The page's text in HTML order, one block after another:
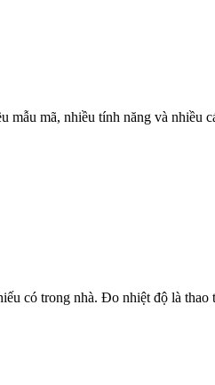
mã, nhiều tính năng và nhiều
có trong nhà. Đo nhiệt độ là thao